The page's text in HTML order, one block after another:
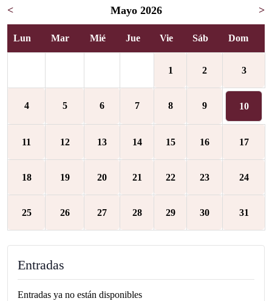
< Mayo 2026 >
Lun Mar Mié Jue Vie Sáb Dom
1 2 3
4 5 6 7 8 9 10
11 12 13 14 15 16 17
18 19 20 21 22 23 24
25 26 27 28 29 30 31
Entradas
Entradas ya no están disponibles